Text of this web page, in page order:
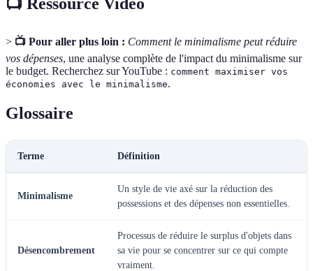
> 📺 Pour aller plus loin : Comment le minimalisme peut réduire
vos dépenses, une analyse complète de l'impact du minimalisme sur
le budget. Recherchez sur YouTube : comment maximiser vos
économies avec le minimalisme.
Glossaire
Terme Définition
Minimalisme
Un style de vie axé sur la réduction des
possessions et des dépenses non essentielles.
Désencombrement
Processus de réduire le surplus d'objets dans
sa vie pour se concentrer sur ce qui compte
vraiment.